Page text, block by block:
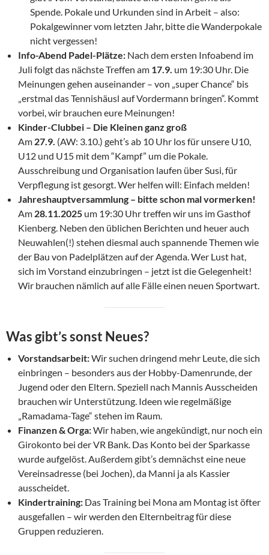
Spende. Pokale und Urkunden sind in Arbeit – also:
Pokalgewinner vom letzten Jahr, bitte die Wanderpokale
nicht vergessen!
Info-Abend Padel-Plätze: Nach dem ersten Infoabend im
Juli folgt das nächste Treffen am 17.9. um 19:30 Uhr. Die
Meinungen gehen auseinander – von „super Chance“ bis
„erstmal das Tennishäusl auf Vordermann bringen“. Kommt
vorbei, wir brauchen eure Meinungen!
Kinder-Clubbei – Die Kleinen ganz groß
Am 27.9. (AW: 3.10.) geht’s ab 10 Uhr los für unsere U10,
U12 und U15 mit dem “Kampf” um die Pokale.
Ausschreibung und Organisation laufen über Susi, für
Verpflegung ist gesorgt. Wer helfen will: Einfach melden!
Jahreshauptversammlung – bitte schon mal vormerken!
Am 28.11.2025 um 19:30 Uhr treffen wir uns im Gasthof
Kienberg. Neben den üblichen Berichten und heuer auch
Neuwahlen(!) stehen diesmal auch spannende Themen wie
der Bau von Padelplätzen auf der Agenda. Wer Lust hat,
sich im Vorstand einzubringen – jetzt ist die Gelegenheit!
Wir brauchen nämlich auf alle Fälle einen neuen Sportwart.
Was gibt’s sonst Neues?
Vorstandsarbeit:Wir suchen dringend mehr Leute, die sich
einbringen – besonders aus der Hobby-Damenrunde, der
Jugend oder den Eltern. Speziell nach Mannis Ausscheiden
brauchen wir Unterstützung. Ideen wie regelmäßige
„Ramadama-Tage“ stehen im Raum.
Finanzen & Orga:Wir haben, wie angekündigt, nur noch ein
Girokonto bei der VR Bank. Das Konto bei der Sparkasse
wurde aufgelöst. Außerdem gibt’s demnächst eine neue
Vereinsadresse (bei Jochen), da Manni ja als Kassier
ausscheidet.
Kindertraining: Das Training bei Mona am Montag ist öfter
ausgefallen – wir werden den Elternbeitrag für diese
Gruppen reduzieren.